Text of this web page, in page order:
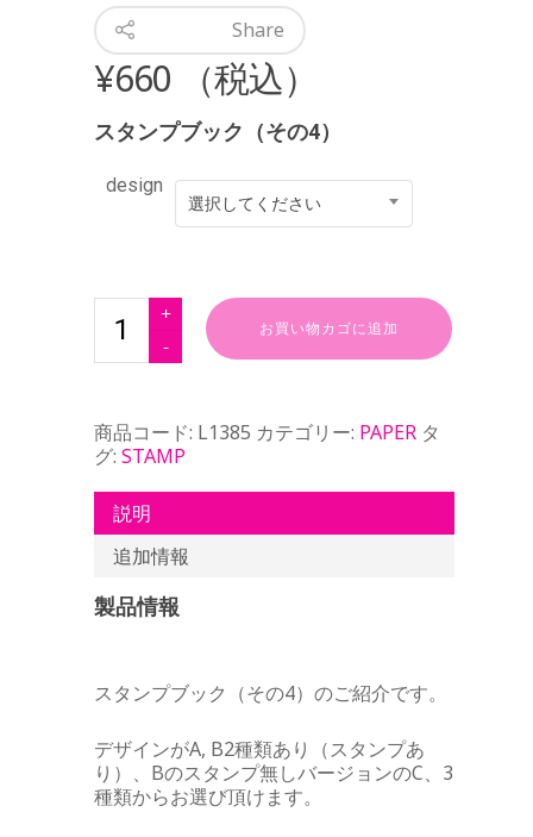
Share
¥660 （税込）
スタンプブック（その4）
design
選択してください
お買い物カゴに追加
商品コード: L1385 カテゴリー: PAPER タ
グ: STAMP
説明
追加情報
製品情報
スタンプブック（その4）のご紹介です。
デザインがA, B2種類あり（スタンプあ
り）、Bのスタンプ無しバージョンのC、3
種類からお選び頂けます。